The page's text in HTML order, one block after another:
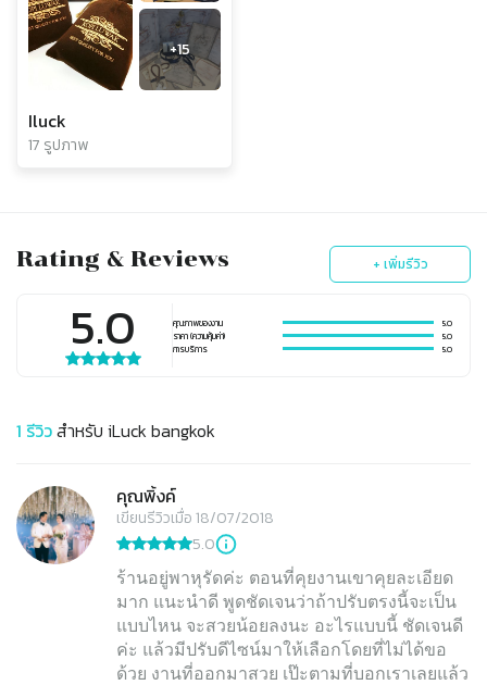
+15
Iluck
17 รูปภาพ
Rating & Reviews + เพิ่มรีวิว
5.0 คุณภาพของงาน
5.0
ราคา (ความคุ้มค่า)
5.0
การบริการ
5.0
1 รีวิวสำหรับ iLuck bangkok
คุณพิ้งค์
เขียนรีวิวเมื่อ 18/07/2018
5.0
ร้านอยู่พาหุรัดค่ะ ตอนที่คุยงานเขาคุยละเอียด
มาก แนะนำดี พูดชัดเจนว่าถ้าปรับตรงนี้จะเป็น
แบบไหน จะสวยน้อยลงนะ อะไรแบบนี้ ชัดเจนดี
ค่ะ แล้วมีปรับดีไซน์มาให้เลือกโดยที่ไม่ได้ขอ
ด้วย งานที่ออกมาสวย เป๊ะตามที่บอกเราเลยแล้ว